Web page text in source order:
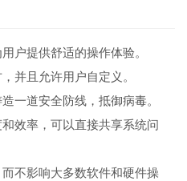
户提供舒适的操作体验。
并且允许用户自定义。
一道安全防线，抵御病毒。
效率，可以直接共享系统问
不影响大多数软件和硬件操